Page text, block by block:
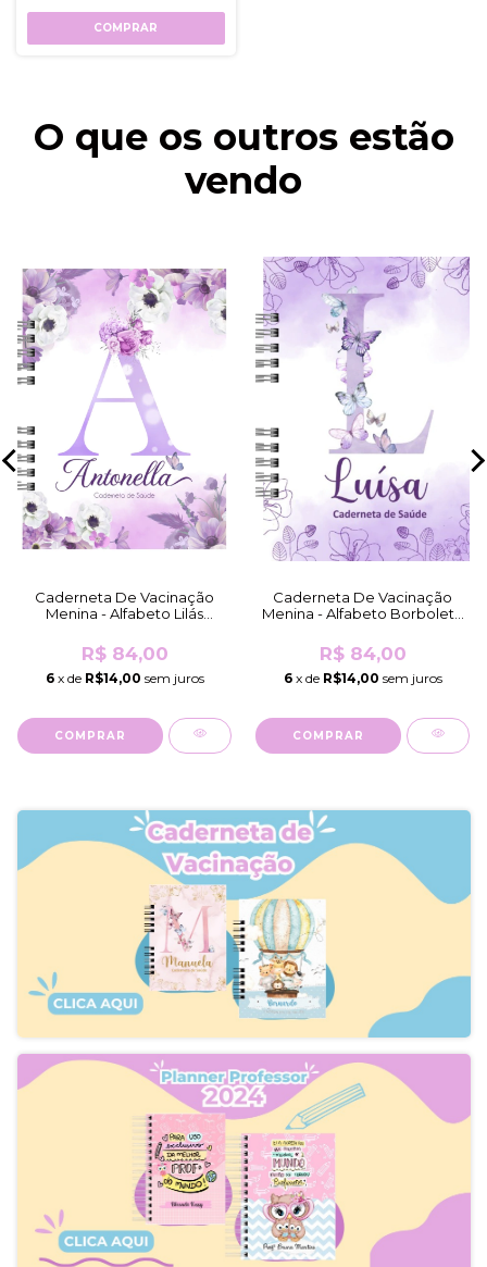
COMPRAR
O que os outros estão
vendo
Caderneta De Vacinação
Menina - Alfabeto Lilás
R$ 84,00
6x de R$14,00 sem juros
COMPRAR
Caderneta De Vacinação
Menina - Alfabeto Borboleta
R$ 84,00
6x de R$14,00 sem juros
COMPRAR